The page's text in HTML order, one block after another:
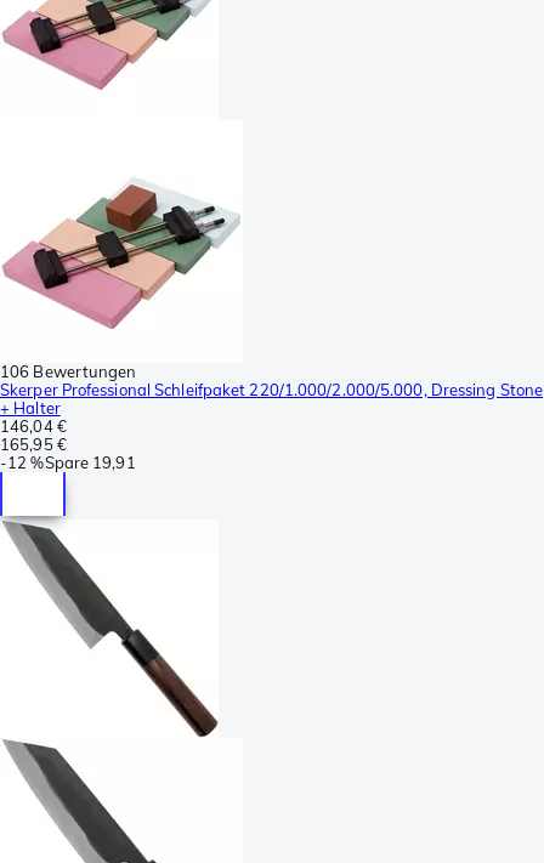
106 Bewertungen
Skerper Professional Schleifpaket 220/1.000/2.000/5.000, Dressing Stone
+ Halter
146,04 €
165,95 €
-12 %Spare 19,91